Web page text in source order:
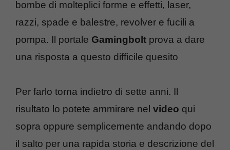
bombe di molteplici forme e effetti, laser,
razzi, spade e balestre, revolver e fucili a
pompa. Il portale Gamingbolt prova a dare
una risposta a questo difficile quesito
Per farlo torna indietro di sette anni. Il
risultato lo potete ammirare nel video qui
sopra oppure semplicemente andando dopo
il salto per una rapida storia e descrizione del